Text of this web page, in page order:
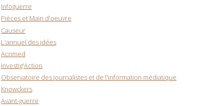
Infoguerre
Pièces et Main d'oeuvre
Causeur
L'annuel des idées
Acrimed
Investig'Action
Observatoire des journalistes et de l'information médiatique
Knowckers
Avant-guerre